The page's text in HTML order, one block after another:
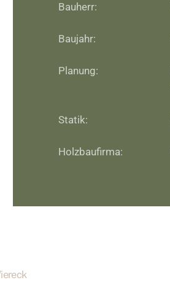
Bauherr:
Baujahr:
Planung:
Statik:
Holzbaufirma: